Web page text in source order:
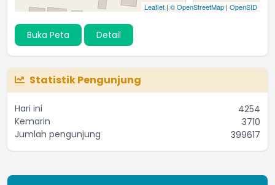
Leaflet | © OpenStreetMap | OpenSID
Buka Peta Detail
Statistik Pengunjung
Hari ini
4254
Kemarin
3710
Jumlah pengunjung
399617